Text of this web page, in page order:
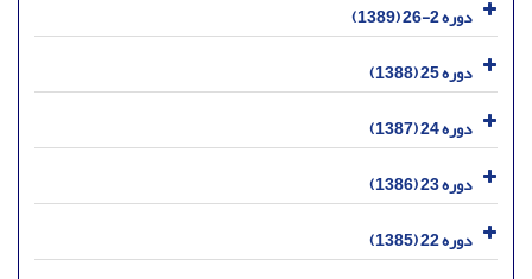
دوره 2-26 (1389)
دوره 25 (1388)
دوره 24 (1387)
دوره 23 (1386)
دوره 22 (1385)